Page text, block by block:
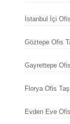
İstanbul İçi
Göztepe Ofis
Gayrettepe
Florya Ofis
Evden Eve